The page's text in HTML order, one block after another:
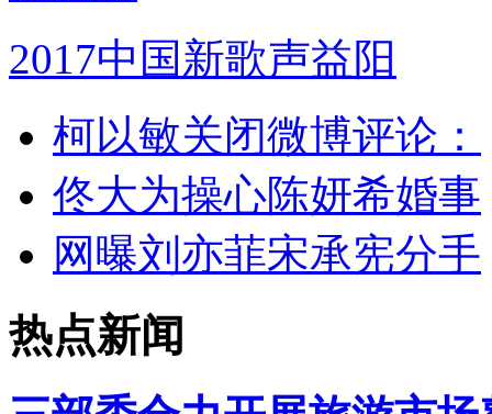
2017中国新歌声益阳
柯以敏关闭微博评论：
佟大为操心陈妍希婚事
网曝刘亦菲宋承宪分手
热点新闻